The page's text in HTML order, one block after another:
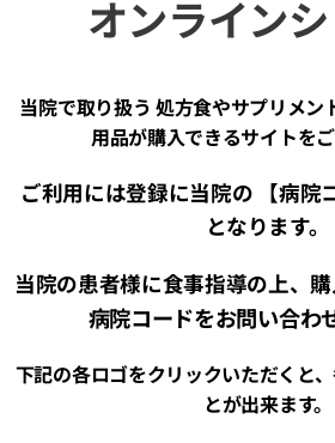
オンライン
当院で取り扱う 処方食やサプリメン
用品が購入できるサイトをご
ご利用には登録に当院の 【病院
となります。
当院の患者様に食事指導の上、
病院コードをお問い合わ
下記の各ロゴをクリックいただくと
とが出来ます。